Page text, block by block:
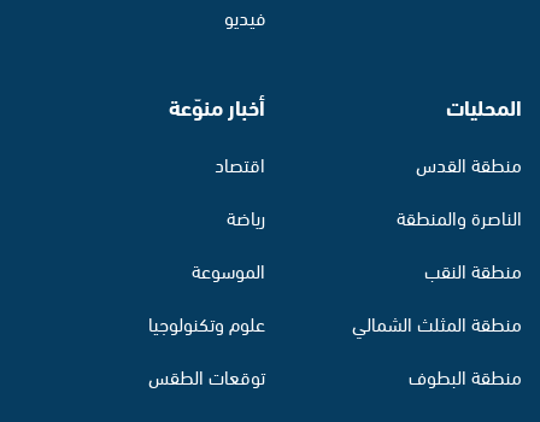
فيديو
المحليات
منطقة القدس
الناصرة والمنطقة
منطقة النقب
منطقة المثلث الشمالي
منطقة البطوف
أخبار منوّعة
اقتصاد
رياضة
الموسوعة
علوم وتكنولوجيا
توقعات الطقس